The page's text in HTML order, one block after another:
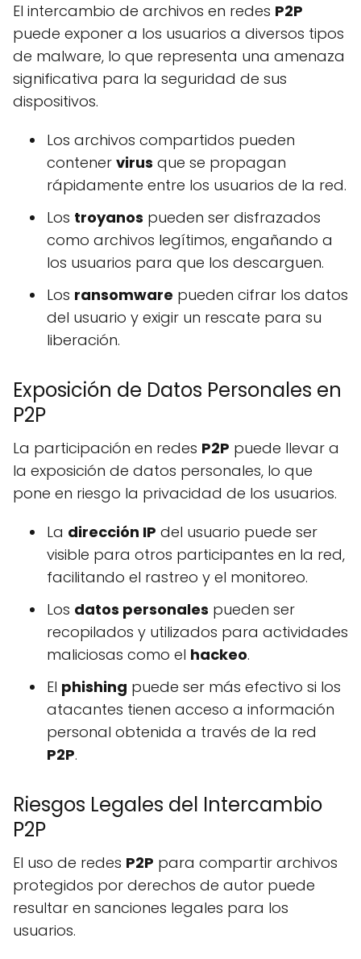
El intercambio de archivos en redes P2P
puede exponer a los usuarios a diversos tipos
de malware, lo que representa una amenaza
significativa para la seguridad de sus
dispositivos.
Los archivos compartidos pueden
contener virus que se propagan
rápidamente entre los usuarios de la red.
Los troyanos pueden ser disfrazados
como archivos legítimos, engañando a
los usuarios para que los descarguen.
Los ransomware pueden cifrar los datos
del usuario y exigir un rescate para su
liberación.
Exposición de Datos Personales en
P2P
La participación en redes P2P puede llevar a
la exposición de datos personales, lo que
pone en riesgo la privacidad de los usuarios.
La dirección IP del usuario puede ser
visible para otros participantes en la red,
facilitando el rastreo y el monitoreo.
Los datos personales pueden ser
recopilados y utilizados para actividades
maliciosas como el hackeo.
El phishing puede ser más efectivo si los
atacantes tienen acceso a información
personal obtenida a través de la red
P2P.
Riesgos Legales del Intercambio
P2P
El uso de redes P2P para compartir archivos
protegidos por derechos de autor puede
resultar en sanciones legales para los
usuarios.